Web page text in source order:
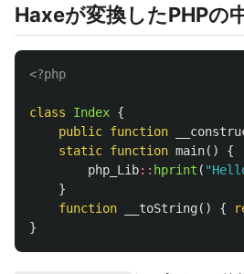
Haxeが変換したPHPの
<?php
class Index {
public function
static function main()
{
php_Lib:: hprint (
}
function
__toString() {
}